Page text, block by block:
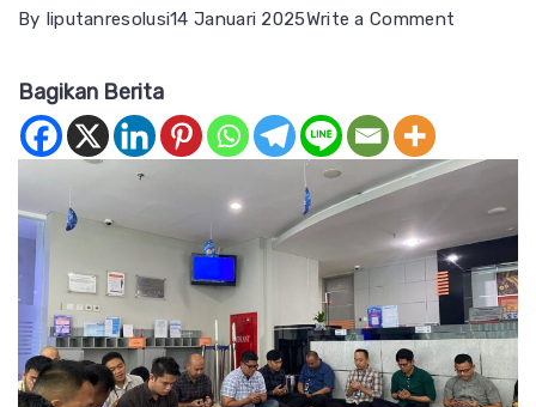
By liputanresolusi14 Januari 2025Write a Comment
Hall,
Karyawan
BRI
Gelar
Bagikan Berita